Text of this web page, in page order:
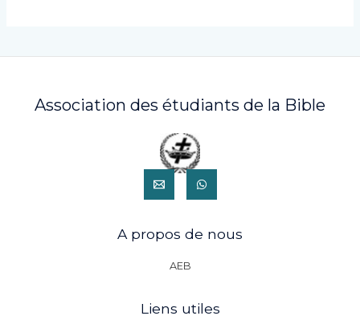
Association des étudiants de la Bible
A propos de nous
AEB
Liens utiles